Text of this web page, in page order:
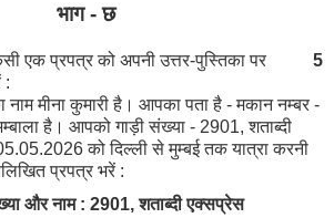
भाग - छ
एक प्रपत्र को अपनी उत्तर-पुस्तिका पर
:
5
नाम मीना कुमारी है। आपका पता है - मकान नम्बर -
है। आपको गाड़ी संख्या - 2901, शताब्दी
को दिल्ली से मुम्बई तक यात्रा करनी
प्रपत्र भरें :
और नाम : 2901, शताब्दी एक्सप्रेस